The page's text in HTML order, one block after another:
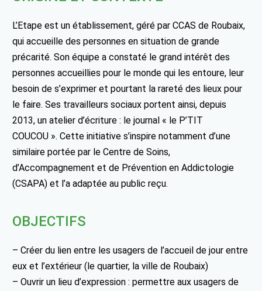
L’Etape est un établissement, géré par CCAS de Roubaix,
qui accueille des personnes en situation de grande
précarité. Son équipe a constaté le grand intérêt des
personnes accueillies pour le monde qui les entoure, leur
besoin de s’exprimer et pourtant la rareté des lieux pour
le faire. Ses travailleurs sociaux portent ainsi, depuis
2013, un atelier d’écriture : le journal « le P’TIT
COUCOU ». Cette initiative s’inspire notamment d’une
similaire portée par le Centre de Soins,
d’Accompagnement et de Prévention en Addictologie
(CSAPA) et l’a adaptée au public reçu.
OBJECTIFS
– Créer du lien entre les usagers de l’accueil de jour entre
eux et l’extérieur (le quartier, la ville de Roubaix)
– Ouvrir un lieu d’expression : permettre aux usagers de